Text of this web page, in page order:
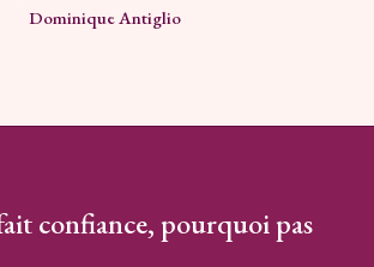
Dominique Antiglio
confiance, pourquoi pas